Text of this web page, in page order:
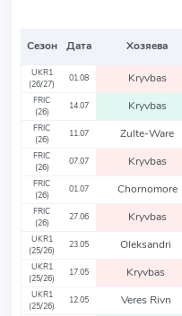
Сезон Дата Хозяева
UKR1
(26/27)
01.08 Kryvbas
FRIC
(26)
14.07 Kryvbas
FRIC
(26)
11.07 Zulte-Ware
FRIC
(26)
07.07 Kryvbas
FRIC
(26)
01.07 Chornomore
FRIC
(26)
27.06 Kryvbas
UKR1
(25/26)
23.05 Oleksandri
UKR1
(25/26)
17.05 Kryvbas
UKR1
(25/26)
12.05 Veres Rivn